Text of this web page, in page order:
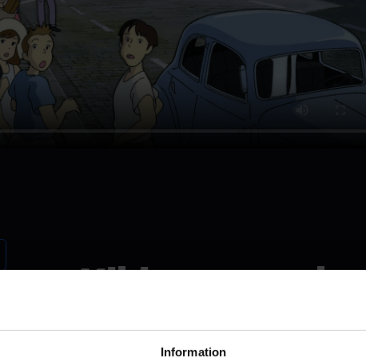
Information
Kikis
Se den i Malmö